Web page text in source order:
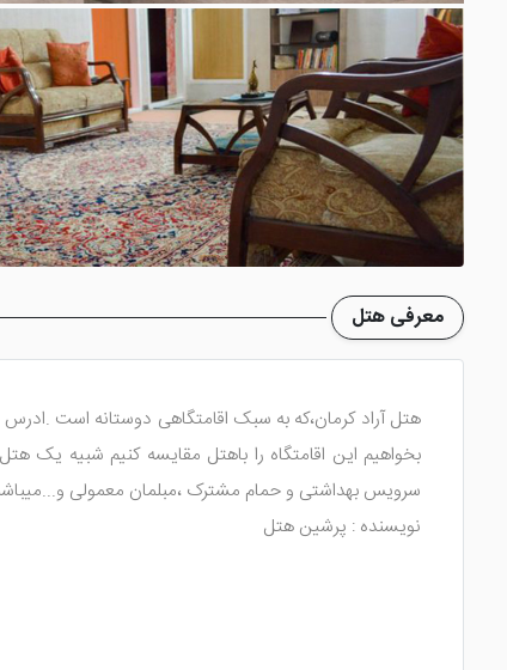
معرفی هتل
بخواهیم این اقامتگاه را باهتل مقایسه کنیم شبیه
سرویس بهداشتی و حمام مشترک ،مبلمان معمولی
نویسنده : پرشین هتل